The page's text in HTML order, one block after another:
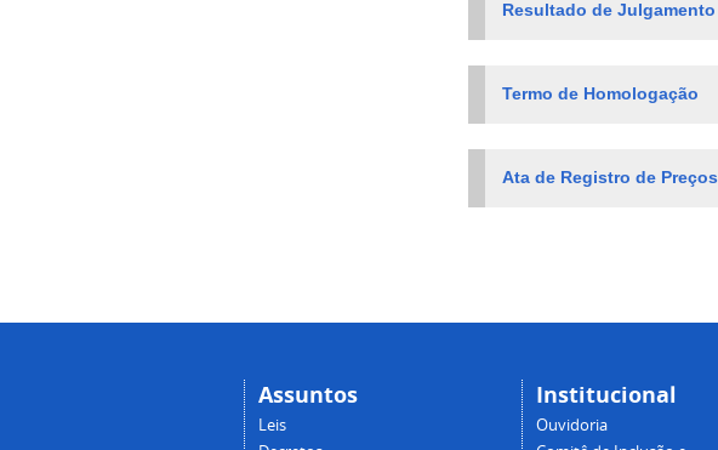
Resultado de Julgamento
Termo de Homologação
Ata de Registro de Preços
Assuntos
Leis
Institucional
Ouvidoria